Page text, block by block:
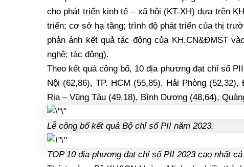
cho phát triển kinh tế – xã hội (KT-XH) dựa trên
triển; cơ sở hạ tầng; trình độ phát triển của thị
phản ánh kết quả tác động của KH,CN&ĐMST
nghệ; tác động).
Theo kết quả công bố, 10 địa phương đạt chỉ số
Nội (62,86), TP. HCM (55,85), Hải Phòng
Rịa – Vũng Tàu (49,18), Bình Dương (48,64),
Lễ công bố kết quả Bộ chỉ số PII năm 2023.
TOP 10 địa phương đạt chỉ số PII 2023 cao nhất